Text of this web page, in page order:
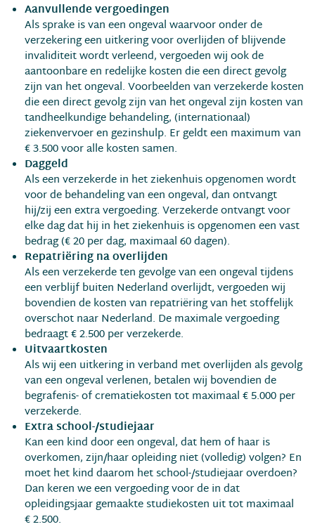
Aanvullende vergoedingen
Als sprake is van een ongeval waarvoor onder de
verzekering een uitkering voor overlijden of blijvende
invaliditeit wordt verleend, vergoeden wij ook de
aantoonbare en redelijke kosten die een direct gevolg
zijn van het ongeval. Voorbeelden van verzekerde kosten
die een direct gevolg zijn van het ongeval zijn kosten van
tandheelkundige behandeling, (internationaal)
ziekenvervoer en gezinshulp. Er geldt een maximum van
€ 3.500 voor alle kosten samen.
Daggeld
Als een verzekerde in het ziekenhuis opgenomen wordt
voor de behandeling van een ongeval, dan ontvangt
hij/zij een extra vergoeding. Verzekerde ontvangt voor
elke dag dat hij in het ziekenhuis is opgenomen een vast
bedrag (€ 20 per dag, maximaal 60 dagen).
Repatriëring na overlijden
Als een verzekerde ten gevolge van een ongeval tijdens
een verblijf buiten Nederland overlijdt, vergoeden wij
bovendien de kosten van repatriëring van het stoffelijk
overschot naar Nederland. De maximale vergoeding
bedraagt € 2.500 per verzekerde.
Uitvaartkosten
Als wij een uitkering in verband met overlijden als gevolg
van een ongeval verlenen, betalen wij bovendien de
begrafenis- of crematiekosten tot maximaal € 5.000 per
verzekerde.
Extra school-/studiejaar
Kan een kind door een ongeval, dat hem of haar is
overkomen, zijn/haar opleiding niet (volledig) volgen? En
moet het kind daarom het school-/studiejaar overdoen?
Dan keren we een vergoeding voor de in dat
opleidingsjaar gemaakte studiekosten uit tot maximaal
€ 2.500.